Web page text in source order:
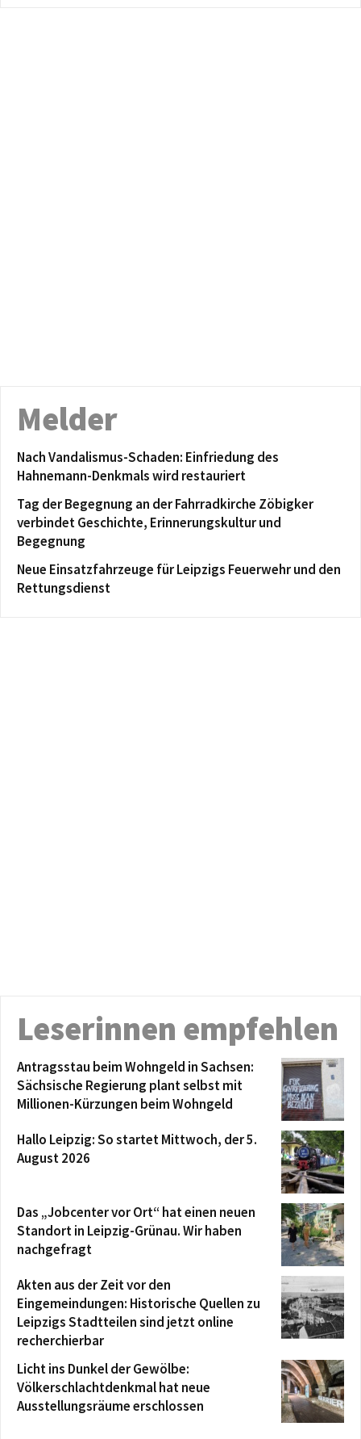
Melder
Nach Vandalismus-Schaden: Einfriedung des
Hahnemann-Denkmals wird restauriert
Tag der Begegnung an der Fahrradkirche Zöbigker
verbindet Geschichte, Erinnerungskultur und
Begegnung
Neue Einsatzfahrzeuge für Leipzigs Feuerwehr und den
Rettungsdienst
Leserinnen empfehlen
Antragsstau beim Wohngeld in Sachsen:
Sächsische Regierung plant selbst mit
Millionen-Kürzungen beim Wohngeld
Hallo Leipzig: So startet Mittwoch, der 5.
August 2026
Das „Jobcenter vor Ort“ hat einen neuen
Standort in Leipzig-Grünau. Wir haben
nachgefragt
Akten aus der Zeit vor den
Eingemeindungen: Historische Quellen zu
Leipzigs Stadtteilen sind jetzt online
recherchierbar
Licht ins Dunkel der Gewölbe:
Völkerschlachtdenkmal hat neue
Ausstellungsräume erschlossen